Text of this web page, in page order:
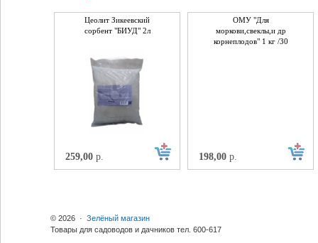
Цеолит Зикеевский
сорбент "БИУД" 2л
259,00 р.
ОМУ "Для
моркови,свеклы,и др
корнеплодов" 1 кг /30
198,00 р.
© 2026 · Зелёный магазин
Товары для садоводов и дачников тел. 600-617